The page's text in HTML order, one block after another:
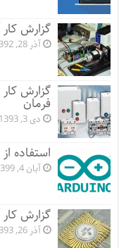
گزارش
آذر 28, 1392
گزارش
فرمان
دی 3, 1393
استفاده از IDE آردوینو
آبان 4, 1399
گزارش
آذر 26, 1393